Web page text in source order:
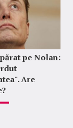
pe Nolan:
Are